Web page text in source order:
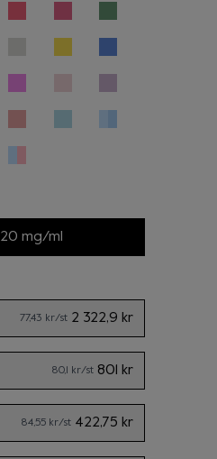
20 mg/ml
2 322,9 kr
77,43 kr/st
801 kr
80,1 kr/st
422,75 kr
84,55 kr/st